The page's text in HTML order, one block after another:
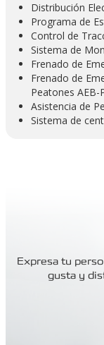
Distribución
Programa de
Control de
Sistema de
Frenado de
Frenado de
Peatones AEB-
Asistencia de
Sistema de
Expresa tu
gusta y